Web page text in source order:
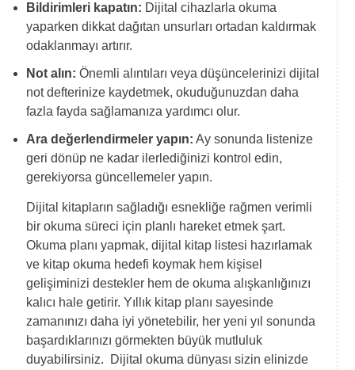
Bildirimleri kapatın: Dijital cihazlarla okuma
yaparken dikkat dağıtan unsurları ortadan kaldırmak
odaklanmayı artırır.
Not alın: Önemli alıntıları veya düşüncelerinizi dijital
not defterinize kaydetmek, okuduğunuzdan daha
fazla fayda sağlamanıza yardımcı olur.
Ara değerlendirmeler yapın: Ay sonunda listenize
geri dönüp ne kadar ilerlediğinizi kontrol edin,
gerekiyorsa güncellemeler yapın.
Dijital kitapların sağladığı esnekliğe rağmen verimli
bir okuma süreci için planlı hareket etmek şart.
Okuma planı yapmak, dijital kitap listesi hazırlamak
ve kitap okuma hedefi koymak hem kişisel
gelişiminizi destekler hem de okuma alışkanlığınızı
kalıcı hale getirir. Yıllık kitap planı sayesinde
zamanınızı daha iyi yönetebilir, her yeni yıl sonunda
başardıklarınızı görmekten büyük mutluluk
duyabilirsiniz. Dijital okuma dünyası sizin elinizde